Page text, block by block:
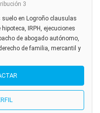
3
en Logroño clausulas
IRPH, ejecuciones
de abogado autónomo,
de familia, mercantil y